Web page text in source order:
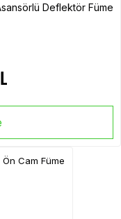
Deflektör Füme